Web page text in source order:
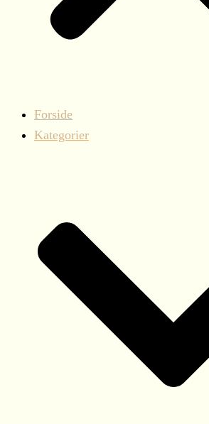
Forside
Kategorier